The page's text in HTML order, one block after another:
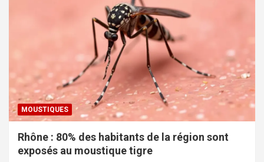
MOUSTIQUES
Rhône : 80% des habitants de la région sont
exposés au moustique tigre